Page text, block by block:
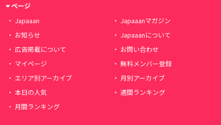
ページ
Japaaan
Japaaanマガジン
お知らせ
Japaaanについて
広告掲載について
お問い合わせ
マイページ
無料メンバー登録
エリア別アーカイブ
月別アーカイブ
本日の人気
週間ランキング
月間ランキング